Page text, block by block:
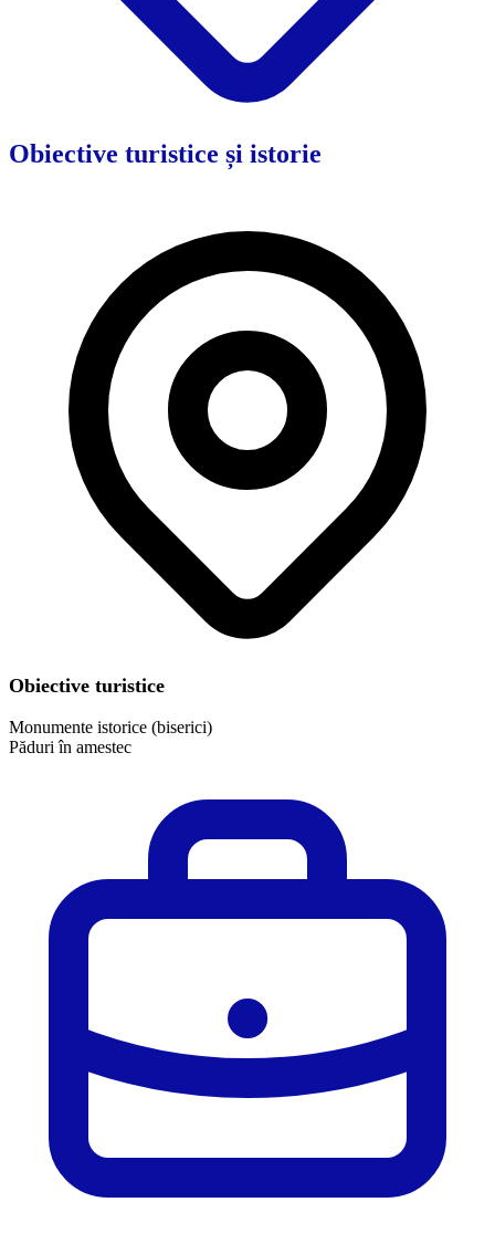
Obiective turistice și istorie
Obiective turistice
Monumente istorice (biserici)
Păduri în amestec